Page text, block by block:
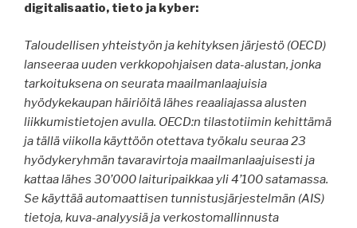
digitalisaatio, tieto ja kyber:
Taloudellisen yhteistyön ja kehityksen järjestö (OECD)
lanseeraa uuden verkkopohjaisen data-alustan, jonka
tarkoituksena on seurata maailmanlaajuisia
hyödykekaupan häiriöitä lähes reaaliajassa alusten
liikkumistietojen avulla. OECD:n tilastotiimin kehittämä
ja tällä viikolla käyttöön otettava työkalu seuraa 23
hyödykeryhmän tavaravirtoja maailmanlaajuisesti ja
kattaa lähes 30’000 laituripaikkaa yli 4’100 satamassa.
Se käyttää automaattisen tunnistusjärjestelmän (AIS)
tietoja, kuva-analyysiä ja verkostomallinnusta